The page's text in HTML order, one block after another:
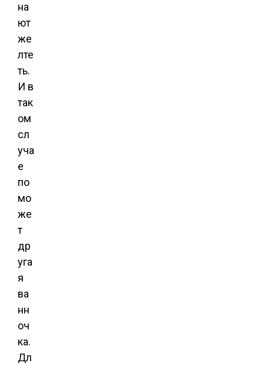
на
ют
же
лте
ть.
И в
так
ом
сл
уча
е
по
мо
же
т
др
уга
я
ва
нн
оч
ка.
Дл